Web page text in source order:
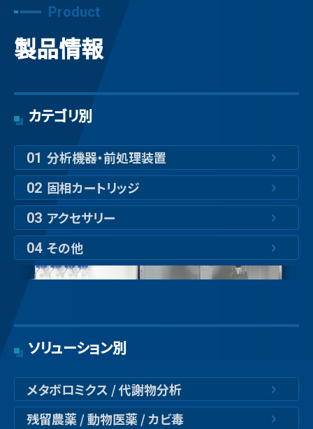
Product
製品情報
カテゴリ別
01 分析機器・前処理装置
02 固相カートリッジ
03 アクセサリー
04 その他
ソリューション別
メタボロミクス / 代謝物分析
残留農薬 / 動物医薬 / カビ毒